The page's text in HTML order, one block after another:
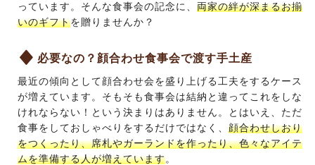
っています。そんな食事会の記念に、 両家の絆が深まるお揃
いのギフトを贈りませんか？
必要なの？顔合わせ食事会で渡す手土産
最近の傾向として顔合わせ会を盛り上げる工夫をするケース
が増えています。そもそも食事会は結納と違ってこれをしな
けれならない！という決まりはありません。とはいえ、ただ
食事をしておしゃべりをするだけではなく、 顔合わせしおり
をつくったり、席札やガーランドを作ったり、色々なアイテ
ムを準備する人が増えています。